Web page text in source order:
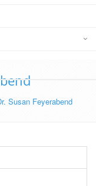
Susan Feyerabend